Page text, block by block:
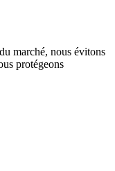
marché, nous évitons
protégeons